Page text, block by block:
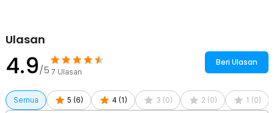
Ulasan
4.9/5 7 Ulasan
Beri Ulasan
Semua 5 (6) 4 (1 ) 3 (0) 2 (0) 1 (0)